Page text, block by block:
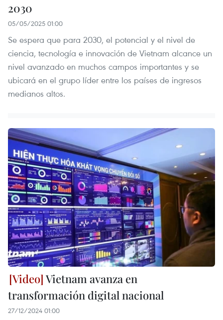
2030
05/05/2025 01:00
Se espera que para 2030, el potencial y el nivel de
ciencia, tecnología e innovación de Vietnam alcance un
nivel avanzado en muchos campos importantes y se
ubicará en el grupo líder entre los países de ingresos
medianos altos.
Vietnam avanza en
transformación digital nacional
27/12/2024 01:00